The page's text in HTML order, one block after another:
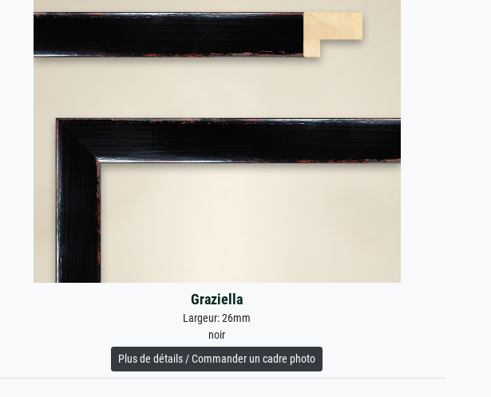
Graziella
Largeur: 26mm
noir
Plus de détails / Commander un cadre photo